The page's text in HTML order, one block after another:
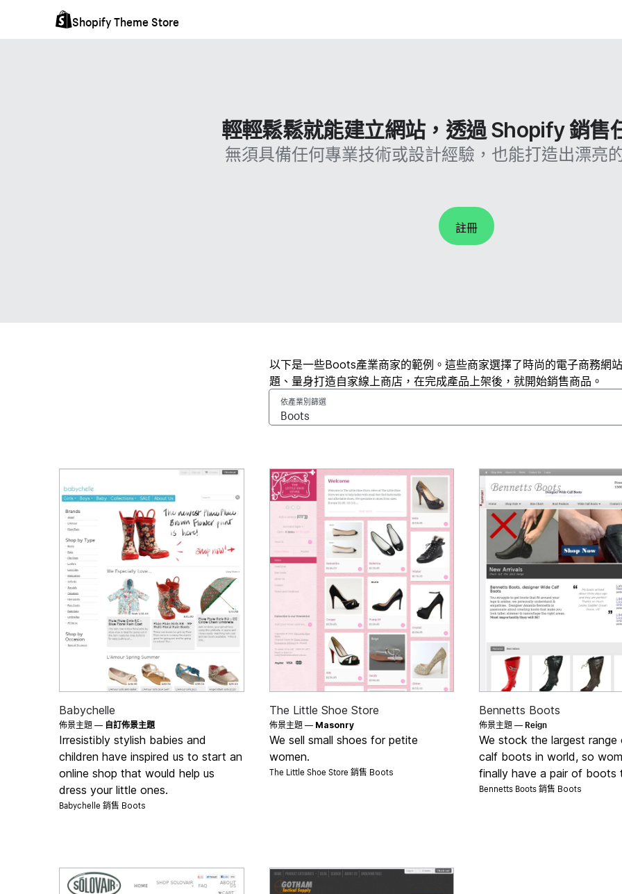
Shopify Theme Store
輕輕鬆鬆就能建立網站，透過 Shopify 銷售
無須具備任何專業技術或設計經驗，也能打造出漂亮
註冊
以下是一些Boots產業商家的範例。這些商家選擇了時尚的電子商務網
題、量身打造自家線上商店，在完成產品上架後，就開始銷售商品。
依產業別篩選
Babychelle
佈景主題 — 自訂佈景主題
Irresistibly stylish babies and
children have inspired us to start an
online shop that would help us
dress your little ones.
Babychelle 銷售 Boots
The Little Shoe Store
佈景主題 — Masonry
We sell small shoes for petite
women.
The Little Shoe Store 銷售 Boots
Bennetts Boots
佈景主題 — Reign
We stock the largest
calf boots in world, so
finally have a pair of boots
Bennetts Boots 銷售 Boots